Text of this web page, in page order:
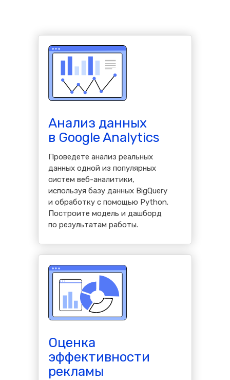
Анализ данных
в Google Analytics
Проведете анализ реальных
данных одной из популярных
систем веб-аналитики,
используя базу данных BigQuery
и обработку с помощью Python.
Построите модель и дашборд
по результатам работы.
Оценка
эффективности
рекламы